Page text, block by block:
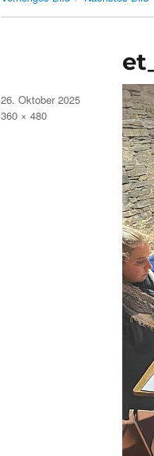
Veröffentlicht
am
26. Oktober 2025
Volle
360 × 480